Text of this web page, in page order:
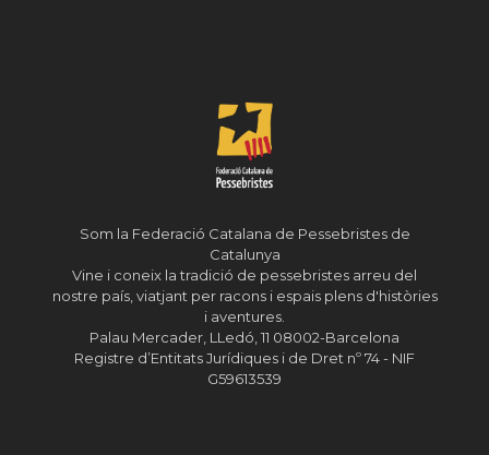
Som la Federació Catalana de Pessebristes de
Catalunya
Vine i coneix la tradició de pessebristes arreu del
nostre país, viatjant per racons i espais plens d'històries
i aventures.
Palau Mercader, LLedó, 11 08002-Barcelona
Registre d’Entitats Jurídiques i de Dret nº 74 - NIF
G59613539